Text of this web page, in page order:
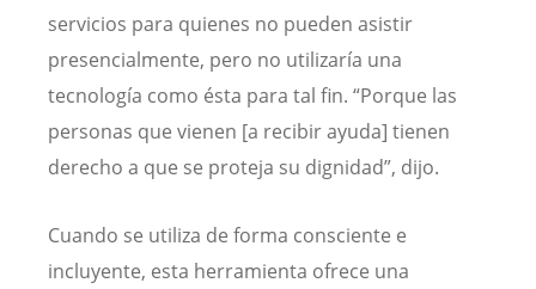
servicios para quienes no pueden asistir
presencialmente, pero no utilizaría una
tecnología como ésta para tal fin. “Porque las
personas que vienen [a recibir ayuda] tienen
derecho a que se proteja su dignidad”, dijo.
Cuando se utiliza de forma consciente e
incluyente, esta herramienta ofrece una